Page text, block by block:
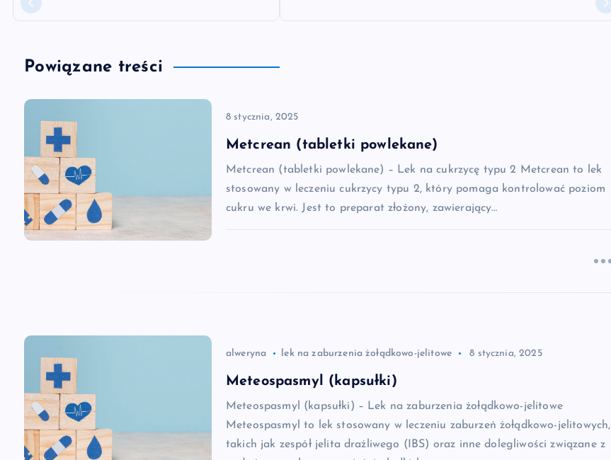
a
w
a
c
w
s
Powiązane treści
8 stycznia, 2025
Metcrean (tabletki powlekane)
Metcrean (tabletki powlekane) – Lek na cukrzycę typu 2 Metcrean to lek
stosowany w leczeniu cukrzycy typu 2, który pomaga kontrolować poziom
cukru we krwi. Jest to preparat złożony, zawierający…
alweryna lek na zaburzenia żołądkowo-jelitowe 8 stycznia, 2025
Meteospasmyl (kapsułki)
Meteospasmyl (kapsułki) – Lek na zaburzenia żołądkowo-jelitowe
Meteospasmyl to lek stosowany w leczeniu zaburzeń żołądkowo-jelitowych,
takich jak zespół jelita drażliwego (IBS) oraz inne dolegliwości związane z